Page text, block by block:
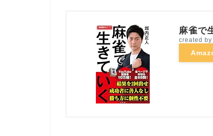
麻雀で
created by